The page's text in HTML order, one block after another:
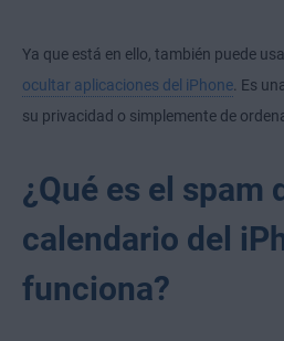
Ya que está en ello, también puede
ocultar aplicaciones del iPhone. Es
su privacidad o simplemente de
¿Qué es el spam
calendario del
funciona?